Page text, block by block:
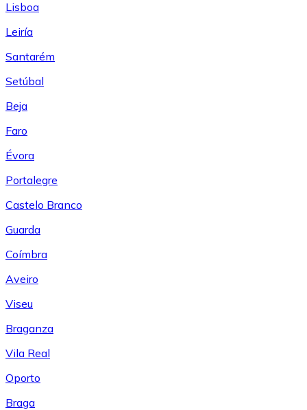
Lisboa
Leiría
Santarém
Setúbal
Beja
Faro
Évora
Portalegre
Castelo Branco
Guarda
Coímbra
Aveiro
Viseu
Braganza
Vila Real
Oporto
Braga